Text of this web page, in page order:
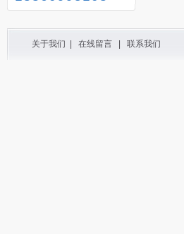
关于我们 在线留言 联系我们